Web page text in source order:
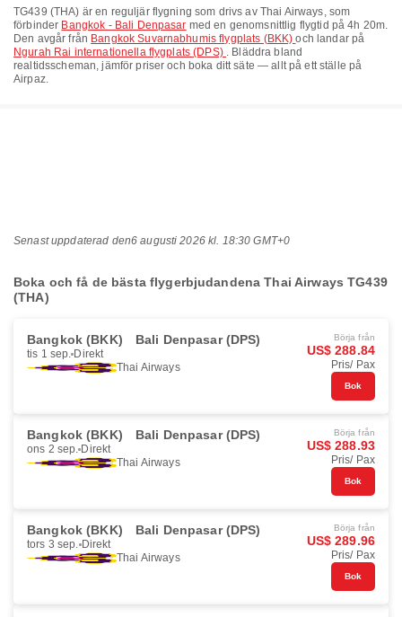
TG439 (THA) är en reguljär flygning som drivs av Thai Airways, som
förbinder Bangkok - Bali Denpasar med en genomsnittlig flygtid på4h 20m.
Den avgår från Bangkok Suvarnabhumis flygplats (BKK)och landar på
Ngurah Rai internationella flygplats (DPS) . Bläddra bland
realtidsscheman, jämför priser och boka ditt säte — allt på ett ställe på
Airpaz.
Senast uppdaterad den6 augusti 2026 kl. 18:30 GMT+0
Boka och få de bästa flygerbjudandena Thai Airways TG439
(THA)
Bangkok (BKK) Bali Denpasar (DPS)
tis 1 sep. Direkt
Thai Airways
Börja från
US$ 288.84
Pris/ Pax
Bok
Bangkok (BKK) Bali Denpasar (DPS)
ons 2 sep. Direkt
Thai Airways
Börja från
US$ 288.93
Pris/ Pax
Bok
Bangkok (BKK) Bali Denpasar (DPS)
tors 3 sep. Direkt
Thai Airways
Börja från
US$ 289.96
Pris/ Pax
Bok